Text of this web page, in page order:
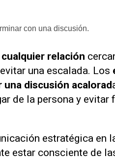
con una discusión.
relación
una escalada. Los
discusión acalorad
de la persona y evitar
estratégica en
estar consciente de